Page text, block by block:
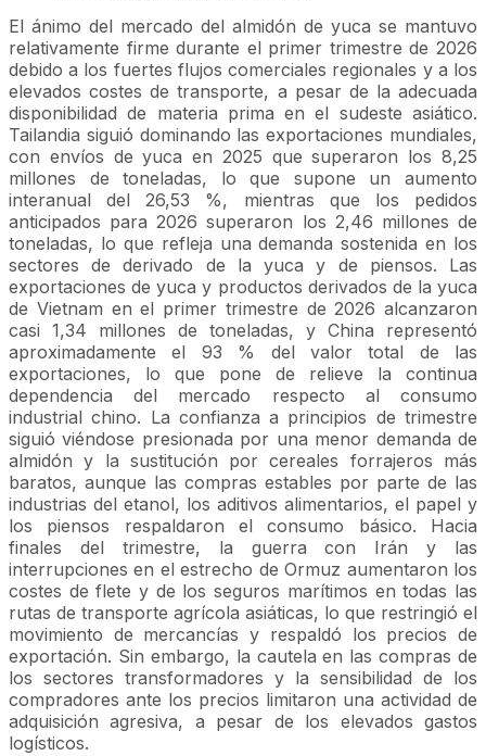
El ánimo del mercado del almidón de yuca se mantuvo
relativamente firme durante el primer trimestre de 2026
debido a los fuertes flujos comerciales regionales y a los
elevados costes de transporte, a pesar de la adecuada
disponibilidad de materia prima en el sudeste asiático.
Tailandia siguió dominando las exportaciones mundiales,
con envíos de yuca en 2025 que superaron los 8,25
millones de toneladas, lo que supone un aumento
interanual del 26,53 %, mientras que los pedidos
anticipados para 2026 superaron los 2,46 millones de
toneladas, lo que refleja una demanda sostenida en los
sectores de derivado de la yuca y de piensos. Las
exportaciones de yuca y productos derivados de la yuca
de Vietnam en el primer trimestre de 2026 alcanzaron
casi 1,34 millones de toneladas, y China representó
aproximadamente el 93 % del valor total de las
exportaciones, lo que pone de relieve la continua
dependencia del mercado respecto al consumo
industrial chino. La confianza a principios de trimestre
siguió viéndose presionada por una menor demanda de
almidón y la sustitución por cereales forrajeros más
baratos, aunque las compras estables por parte de las
industrias del etanol, los aditivos alimentarios, el papel y
los piensos respaldaron el consumo básico. Hacia
finales del trimestre, la guerra con Irán y las
interrupciones en el estrecho de Ormuz aumentaron los
costes de flete y de los seguros marítimos en todas las
rutas de transporte agrícola asiáticas, lo que restringió el
movimiento de mercancías y respaldó los precios de
exportación. Sin embargo, la cautela en las compras de
los sectores transformadores y la sensibilidad de los
compradores ante los precios limitaron una actividad de
adquisición agresiva, a pesar de los elevados gastos
logísticos.